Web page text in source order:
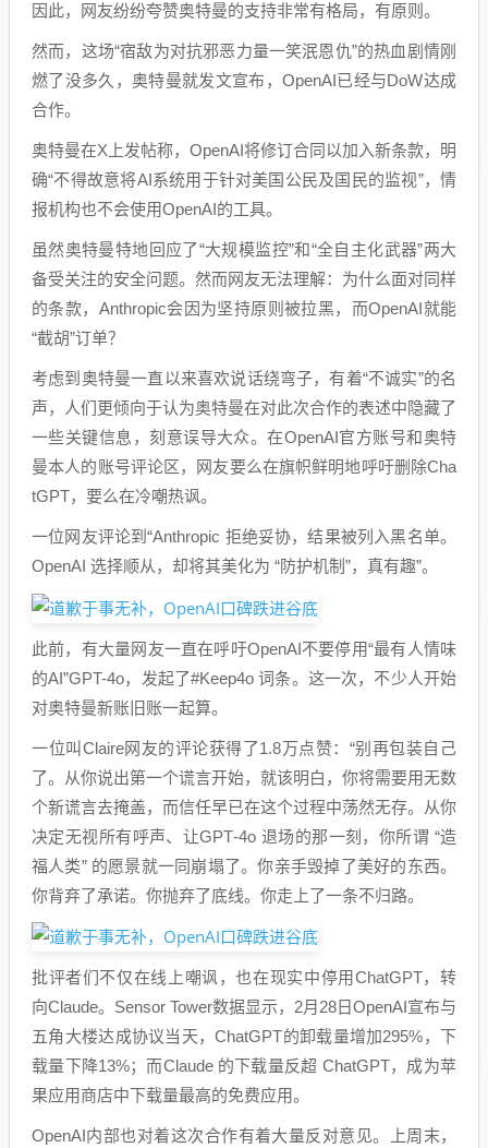
因此，网友纷纷夸赞奥特曼的支持非常有格局，有原则。
然而，这场“宿敌为对抗邪恶力量一笑泯恩仇”的热血剧情刚
燃了没多久，奥特曼就发文宣布，OpenAI已经与DoW达成
合作。
奥特曼在X上发帖称，OpenAI将修订合同以加入新条款，明
确“不得故意将AI系统用于针对美国公民及国民的监视”，情
报机构也不会使用OpenAI的工具。
虽然奥特曼特地回应了“大规模监控”和“全自主化武器”两大
备受关注的安全问题。然而网友无法理解：为什么面对同样
的条款，Anthropic会因为坚持原则被拉黑，而OpenAI就能
“截胡”订单？
考虑到奥特曼一直以来喜欢说话绕弯子，有着“不诚实”的名
声，人们更倾向于认为奥特曼在对此次合作的表述中隐藏了
一些关键信息，刻意误导大众。在OpenAI官方账号和奥特
曼本人的账号评论区，网友要么在旗帜鲜明地呼吁删除Cha
tGPT，要么在冷嘲热讽。
一位网友评论到“Anthropic 拒绝妥协，结果被列入黑名单。
OpenAI 选择顺从，却将其美化为 “防护机制”，真有趣”。
此前，有大量网友一直在呼吁OpenAI不要停用“最有人情味
的AI”GPT-4o，发起了#Keep4o 词条。这一次，不少人开始
对奥特曼新账旧账一起算。
一位叫Claire网友的评论获得了1.8万点赞：“别再包装自己
了。从你说出第一个谎言开始，就该明白，你将需要用无数
个新谎言去掩盖，而信任早已在这个过程中荡然无存。从你
决定无视所有呼声、让GPT‑4o 退场的那一刻，你所谓 “造
福人类” 的愿景就一同崩塌了。你亲手毁掉了美好的东西。
你背弃了承诺。你抛弃了底线。你走上了一条不归路。
批评者们不仅在线上嘲讽，也在现实中停用ChatGPT，转
向Claude。Sensor Tower数据显示，2月28日OpenAI宣布与
五角大楼达成协议当天，ChatGPT的卸载量增加295%，下
载量下降13%；而Claude 的下载量反超 ChatGPT，成为苹
果应用商店中下载量最高的免费应用。
OpenAI内部也对着这次合作有着大量反对意见。上周末，